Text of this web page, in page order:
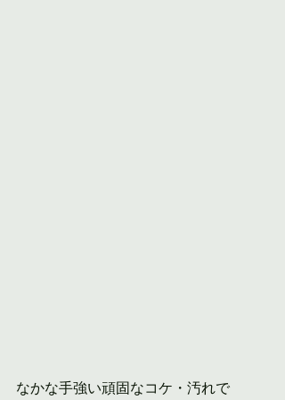
なかな手強い頑固なコケ・汚れで